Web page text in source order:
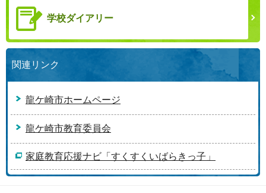
学校ダイアリー
関連リンク
龍ケ崎市ホームページ
龍ケ崎市教育委員会
家庭教育応援ナビ「すくすくいばらきっ子」